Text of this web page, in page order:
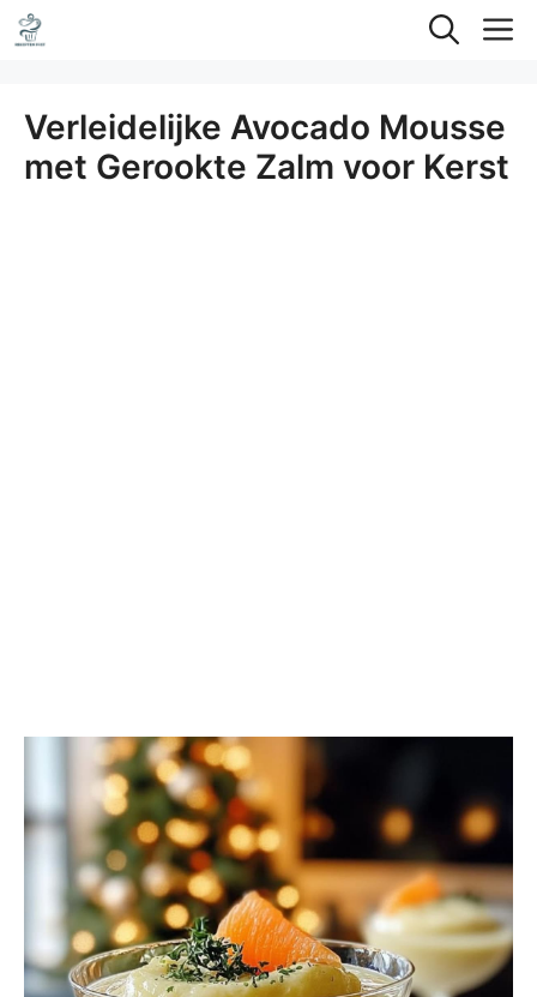
Ga
naar
inhoud
Verleidelijke Avocado Mousse
met Gerookte Zalm voor Kerst